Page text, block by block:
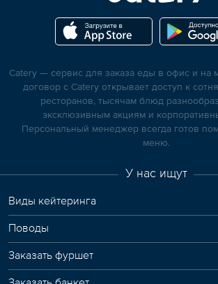
Catery — сервис для заказа еды в офис и на
договор с Catery открывает доступ к
ресторанов, тысячам блюд
эксклюзивным акциям и
Персональный менеджер всегда готов
меню.
У нас ищут
Виды кейтеринга
Поводы
Заказать фуршет